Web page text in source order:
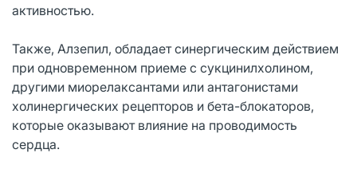
активностью.
Также, Алзепил, обладает синергическим действием
при одновременном приеме с сукцинилхолином,
другими миорелаксантами или антагонистами
холинергических рецепторов и бета-блокаторов,
которые оказывают влияние на проводимость
сердца.